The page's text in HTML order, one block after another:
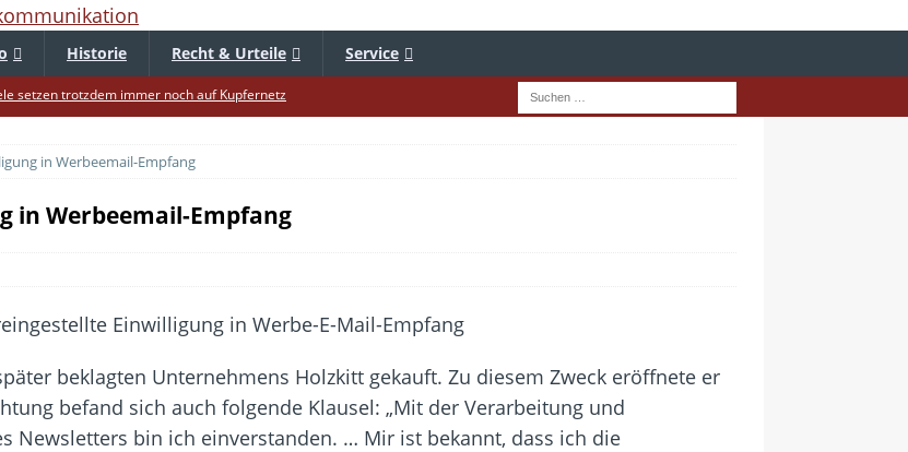
Historie Recht & Urteile Service
setzen trotzdem immer noch auf Kupfernetz
Zeitpunkt sparen Käufer am meisten
– Unklare Unlimited-Klauseln sind unzulässig
neue WhatsApp-Betrugsmasche
viele Beschäftigte nicht abschalten
unsichtbar – Die Benutzernamen kommen
bei Online-Kündigung gestärkt
in Werbeemail-Empfang
in Werbeemail-Empfang
beklagten Unternehmens Holzkitt gekauft. Zu diesem Zweck eröffnete er
befand sich auch folgende Klausel: „Mit der Verarbeitung und
Newsletters bin ich einverstanden. … Mir ist bekannt, dass ich die